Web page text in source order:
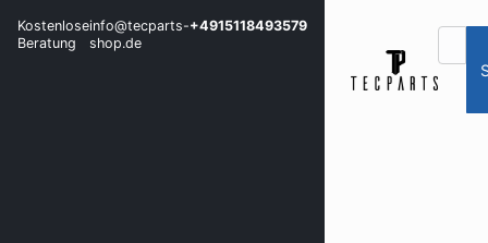
Kostenlose
Beratung
info@tecparts-
shop.de
+4915118493579